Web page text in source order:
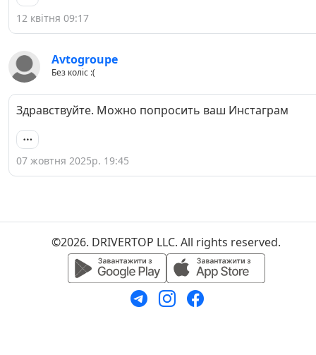
12 квітня 09:17
Avtogroupe
Без коліс :(
Здравствуйте. Можно попросить ваш Инстаграм
07 жовтня 2025р. 19:45
©2026. DRIVERTOP LLC. All rights reserved.